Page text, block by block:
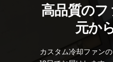
高品質の
元か
カスタム冷却ファン